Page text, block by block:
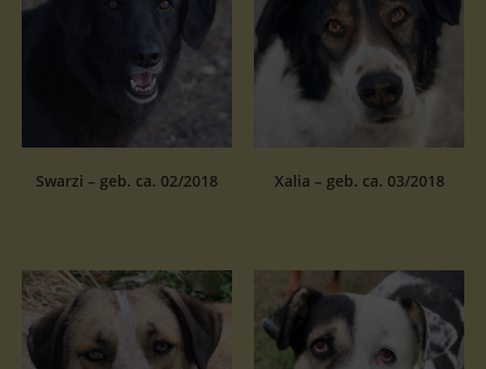
Swarzi – geb. ca. 02/2018 Xalia – geb. ca. 03/2018